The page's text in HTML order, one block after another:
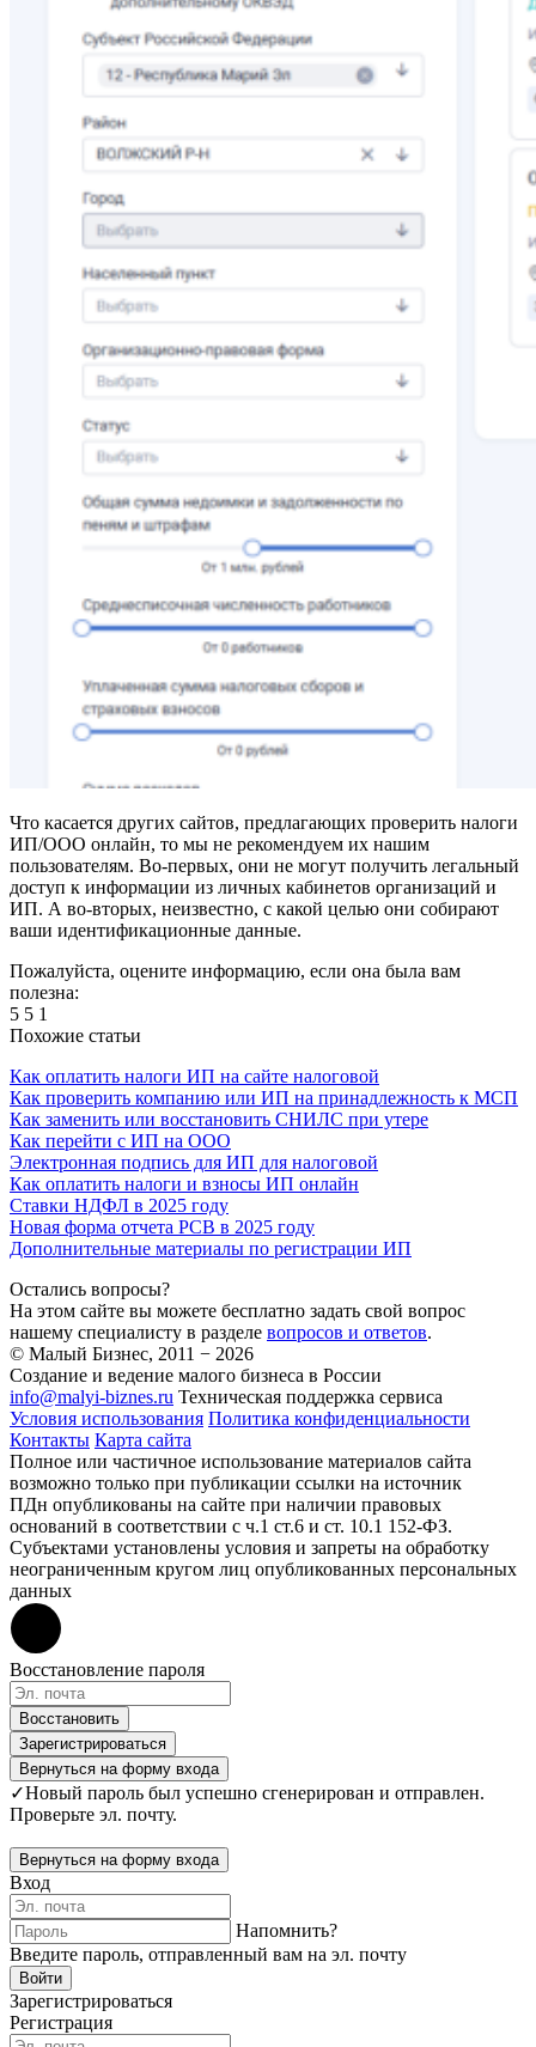
Что касается других сайтов, предлагающих проверить налоги
ИП/ООО онлайн, то мы не рекомендуем их нашим
пользователям. Во-первых, они не могут получить легальный
доступ к информации из личных кабинетов организаций и
ИП. А во-вторых, неизвестно, с какой целью они собирают
ваши идентификационные данные.
Пожалуйста, оцените информацию, если она была вам
полезна:
5 5 1
Похожие статьи
Как оплатить налоги ИП на сайте налоговой
Как проверить компанию или ИП на принадлежность к МСП
Как заменить или восстановить СНИЛС при утере
Как перейти с ИП на ООО
Электронная подпись для ИП для налоговой
Как оплатить налоги и взносы ИП онлайн
Ставки НДФЛ в 2025 году
Новая форма отчета РСВ в 2025 году
Дополнительные материалы по регистрации ИП
Остались вопросы?
На этом сайте вы можете бесплатно задать свой вопрос
нашему специалисту в разделе вопросов и ответов.
© Малый Бизнес, 2011 − 2026
Создание и ведение малого бизнеса в России
info@malyi-biznes.ru Техническая поддержка сервиса
Условия использования Политика конфиденциальности
Контакты Карта сайта
Полное или частичное использование материалов сайта
возможно только при публикации ссылки на источник
ПДн опубликованы на сайте при наличии правовых
оснований в соответствии с ч.1 ст.6 и ст. 10.1 152-ФЗ.
Субъектами установлены условия и запреты на обработку
неограниченным кругом лиц опубликованных персональных
данных
Восстановление пароля
Восстановить
Зарегистрироваться
Вернуться на форму входа
✓Новый пароль был успешно сгенерирован и отправлен.
Проверьте эл. почту.
Вернуться на форму входа
Вход
Напомнить?
Введите пароль, отправленный вам на эл. почту
Войти
Зарегистрироваться
Регистрация